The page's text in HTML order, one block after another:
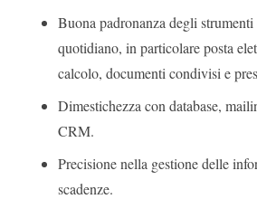
Buona padronanza degli
quotidiano, in particolare posta
calcolo, documenti condivisi e
Dimestichezza con database,
CRM.
Precisione nella gestione delle
scadenze.